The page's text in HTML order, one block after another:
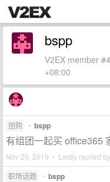
bspp
V2EX member
+08:00
团购 • bspp
有组团一起买 office365
Nov 26, 2019 • Lastly replied by
职场话题 • bspp